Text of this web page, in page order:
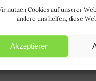
nutzen Cookies auf unserer
andere uns helfen, diese
Akzeptieren